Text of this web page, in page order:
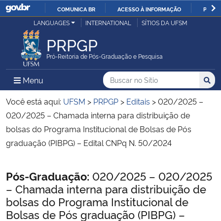
IR
COMUNICA BR ACESSO À INFORMAÇÃO
Ministério da Justiça e Segurança Pública
Ministério da Defesa
Ministério das Relações Exteriores
Ministério da Economia
Ministério da Infraestrutura
Ministério da Agricultura, Pecuária e Abastecimento
Ministério da Educação
LANGUAGES INTERNATIONAL SÍTIOS DA UFSM
PRPGP
Pró-Reitoria de Pós-Graduação e Pesquisa
Menu Menu Principal do Sítio
Busca
Buscar no no Sítio
Busca:
Você está aqui: UFSM > PRPGP > Editais >020/2025 –
020/2025 – Chamada interna para distribuição de
bolsas do Programa Institucional de Bolsas de Pós
graduação (PIBPG) – Edital CNPq N. 50/2024
Início do conteúdo
Pós-Graduação: 020/2025 – 020/2025
– Chamada interna para distribuição de
bolsas do Programa Institucional de
Bolsas de Pós graduação (PIBPG) –